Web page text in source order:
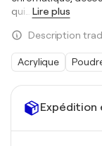
Expédition
qui
Lire plus
Description
Acrylique